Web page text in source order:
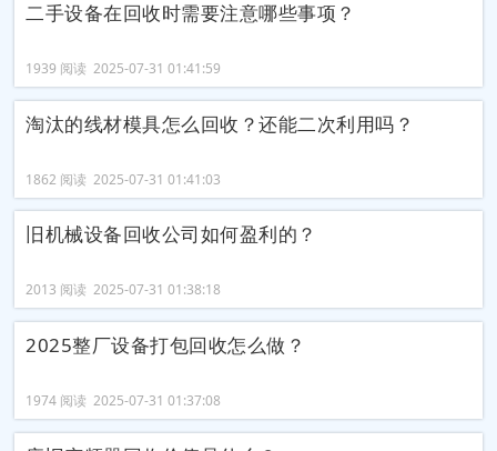
二手设备在回收时需要注意哪些事项？
1939 阅读 2025-07-31 01:41:59
淘汰的线材模具怎么回收？还能二次利用吗？
1862 阅读 2025-07-31 01:41:03
旧机械设备回收公司如何盈利的？
2013 阅读 2025-07-31 01:38:18
2025整厂设备打包回收怎么做？
1974 阅读 2025-07-31 01:37:08